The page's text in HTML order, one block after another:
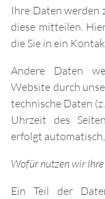
Ihre Daten werden
diese mitteilen.
die Sie in ein
Andere Daten
Website durch
technische Daten
Uhrzeit des
erfolgt
Wofür nutzen wir
Ein Teil der